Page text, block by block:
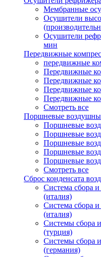
Мембранные
Осушители
Осушители
мин
Передвижные
передвижные
Передвижные
Передвижные
Передвижные
Передвижные
Смотреть все
Поршневые
Поршневые
Поршневые
Поршневые
Поршневые
Поршневые
Смотреть все
Сброс конденсата
Система сбора
(италия)
Система сбора и
(италия)
Системы сбора
(турция)
Системы сбора
(германия)